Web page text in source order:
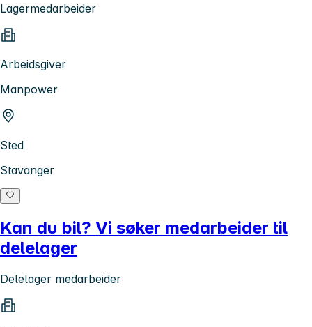
Lagermedarbeider
Arbeidsgiver
Manpower
Sted
Stavanger
Kan du bil? Vi søker medarbeider til
delelager
Delelager medarbeider